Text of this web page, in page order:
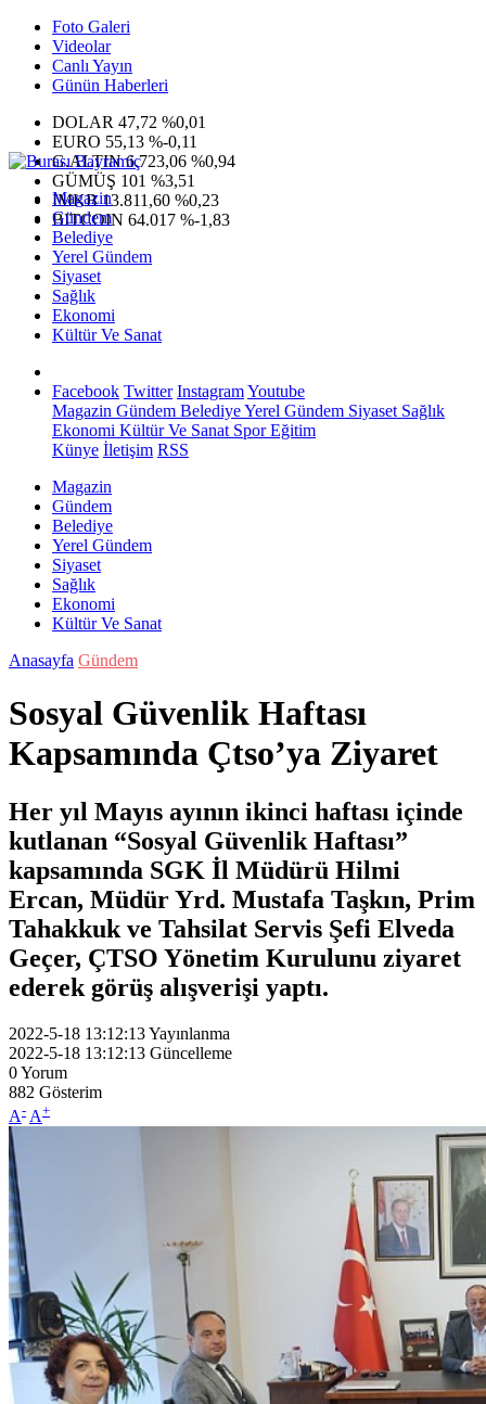
Foto Galeri
Videolar
Canlı Yayın
Günün Haberleri
DOLAR 47,72 %0,01
EURO 55,13 %-0,11
G.ALTIN6.723,06 %0,94
GÜMÜŞ 101 %3,51
IMKB13.811,60 %0,23
BITCOIN 64.017 %-1,83
Magazin
Gündem
Belediye
Yerel Gündem
Siyaset
Sağlık
Ekonomi
Kültür Ve Sanat
Facebook Twitter InstagramYoutube
Magazin Gündem BelediyeYerel Gündem Siyaset Sağlık
Ekonomi Kültür Ve Sanat SporEğitim
Künye İletişim RSS
Magazin
Gündem
Belediye
Yerel Gündem
Siyaset
Sağlık
Ekonomi
Kültür Ve Sanat
Anasayfa Gündem
Sosyal Güvenlik Haftası
Kapsamında Çtso’ya Ziyaret
Her yıl Mayıs ayının ikinci haftası içinde
kutlanan “Sosyal Güvenlik Haftası”
kapsamında SGK İl Müdürü Hilmi
Ercan, Müdür Yrd. Mustafa Taşkın, Prim
Tahakkuk ve Tahsilat Servis Şefi Elveda
Geçer, ÇTSO Yönetim Kurulunu ziyaret
ederek görüş alışverişi yaptı.
2022-5-18 13:12:13Yayınlanma
2022-5-18 13:12:13 Güncelleme
0Yorum
882 Gösterim
A- A+